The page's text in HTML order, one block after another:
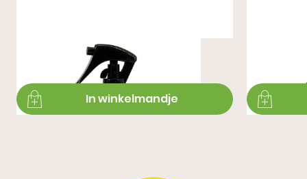
Active Perfume
In winkelmandje